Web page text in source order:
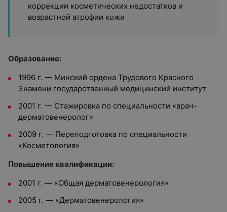
коррекции косметических недостатков и
возрастной атрофии кожи
Образование:
1996 г. — Минский ордена Трудового Красного
Знамени государственный медицинский институт
2001 г. — Стажировка по специальности «врач-
дерматовенеролог»
2009 г. — Переподготовка по специальности
«Косметология»
Повышение квалификации:
2001 г. — «Общая дерматовенерология»
2005 г. — «Дерматовенерология»